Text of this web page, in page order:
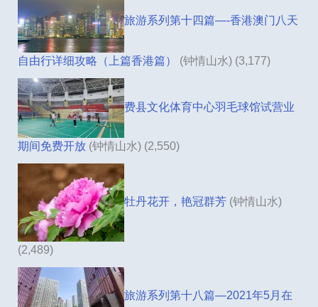
旅游系列第十四篇—-香港澳门八天
自由行详细攻略（上篇香港篇） (钟情山水) (3,177)
费县文化体育中心羽毛球馆试营业
期间免费开放 (钟情山水) (2,550)
牡丹花开，艳冠群芳 (钟情山水)
(2,489)
旅游系列第十八篇—2021年5月在